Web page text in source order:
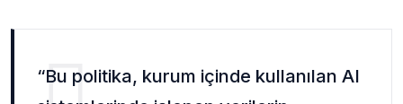
“Bu politika, kurum içinde kullanılan AI